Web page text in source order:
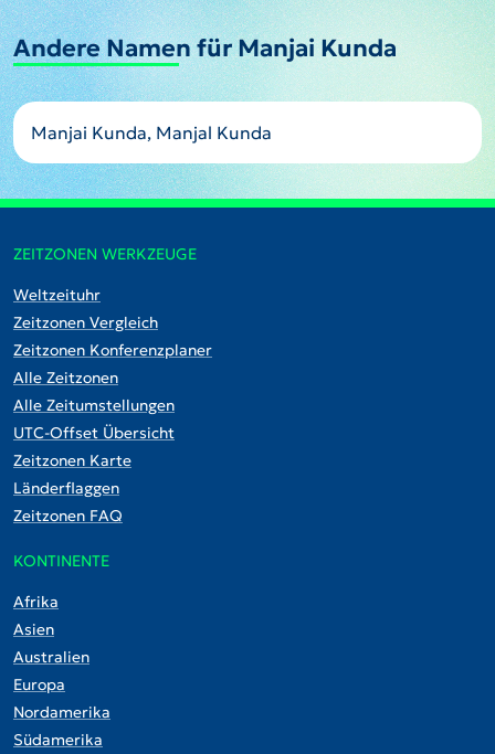
Andere Namen für Manjai Kunda
Manjai Kunda, Manjal Kunda
ZEITZONEN WERKZEUGE
Weltzeituhr
Zeitzonen Vergleich
Zeitzonen Konferenzplaner
Alle Zeitzonen
Alle Zeitumstellungen
UTC-Offset Übersicht
Zeitzonen Karte
Länderflaggen
Zeitzonen FAQ
KONTINENTE
Afrika
Asien
Australien
Europa
Nordamerika
Südamerika